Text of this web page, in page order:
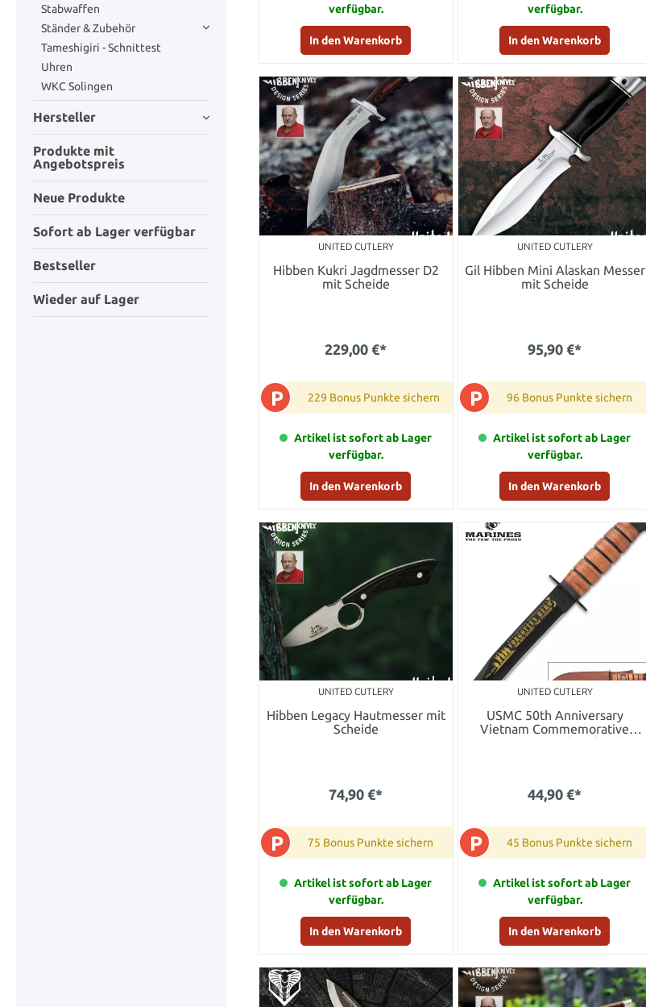
Stabwaffen
Ständer & Zubehör
Tameshigiri - Schnittest
Uhren
WKC Solingen
Hersteller
Produkte mit
Angebotspreis
Neue Produkte
Sofort ab Lager verfügbar
Bestseller
Wieder auf Lager
verfügbar.
In den Warenkorb
verfügbar.
In den Warenkorb
UNITED CUTLERY
Hibben Kukri Jagdmesser D2
mit Scheide
229,00 €*
P 229 Bonus Punkte sichern
Artikel ist sofort ab Lager
verfügbar.
In den Warenkorb
UNITED CUTLERY
Gil Hibben Mini Alaskan Messer
mit Scheide
95,90 €*
P 96 Bonus Punkte sichern
Artikel ist sofort ab Lager
verfügbar.
In den Warenkorb
UNITED CUTLERY
Hibben Legacy Hautmesser mit
Scheide
74,90 €*
P 75 Bonus Punkte sichern
Artikel ist sofort ab Lager
verfügbar.
In den Warenkorb
UNITED CUTLERY
USMC 50th Anniversary
Vietnam Commemorative
Messer mit Lederscheide
44,90 €*
P 45 Bonus Punkte sichern
Artikel ist sofort ab Lager
verfügbar.
In den Warenkorb